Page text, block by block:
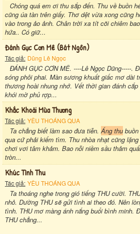
Chóng quá em ơi thu sắp đến. Thu về buồn
cũng úa tàn trên giấy. Thơ dệt vừa xong cũng
vào trong ảo ảnh. Chân trời xa tít cõi chiêm
hứa.. Có giữ...
Đánh Gục Cơn Mê (bát Ngôn)
Tác giả: Dũng Lê Ngọc
ĐÁNH GỤC CƠN MÊ. ----Lê Ngọc Dũng-----.
sóng phôi phai. Màn sương khuất giấc mơ dài
thương hoài nhung nhớ. Vết thời gian đánh
khói mờ phủ rợp...
Khắc Khoải Mùa Thương
Tác giả: YÊU THOÁNG QUA
Ta chẳng biết làm sao đưa tiễn. Áng thu
qua cứ phải kiếm tìm. Thu nhòa nhạt cũng
chơi vơi tâm khảm. Bao nỗi niềm sầu thảm
tròn...
Khúc Tình Thu
Tác giả: YÊU THOÁNG QUA
Ta thoáng nghe trong gió tiếng THU cười.
nhỏ. Dường THU sẽ gửi tình ai theo đó. Nên
tình. THU mơ màng ánh nắng buổi bình minh.
THU chẳng...